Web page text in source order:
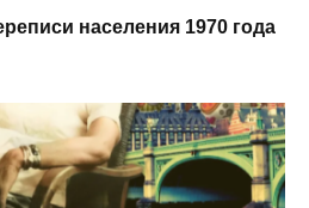
населения 1970 года